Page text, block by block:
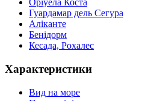
Оріуела Коста
Гуардамар дель Сегура
Аліканте
Бенідорм
Кесада, Рохалес
Характеристики
Вид на море